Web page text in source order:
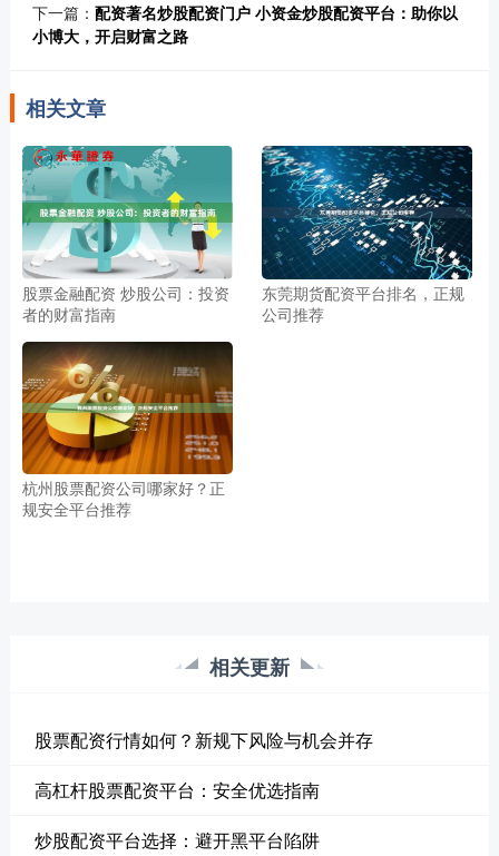
下一篇： 配资著名炒股配资门户 小资金炒股配资平台：助你以
小博大，开启财富之路
相关文章
股票金融配资 炒股公司：投资
者的财富指南
东莞期货配资平台排名，正规
公司推荐
杭州股票配资公司哪家好？正
规安全平台推荐
相关更新
股票配资行情如何？新规下风险与机会并存
高杠杆股票配资平台：安全优选指南
炒股配资平台选择：避开黑平台陷阱